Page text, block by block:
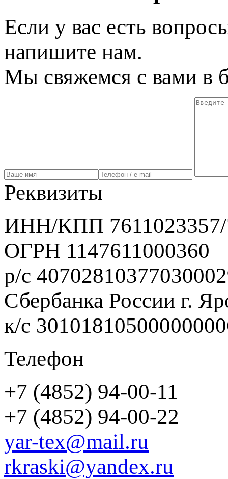
Если у вас есть
напишите нам.
Мы свяжемся с вами в
Реквизиты
ИНН/КПП 7611023357/
ОГРН 1147611000360
р/с
Сбербанка России г.
к/с
Телефон
+7 (4852) 94-00-11
+7 (4852) 94-00-22
yar-tex@mail.ru
rkraski@yandex.ru